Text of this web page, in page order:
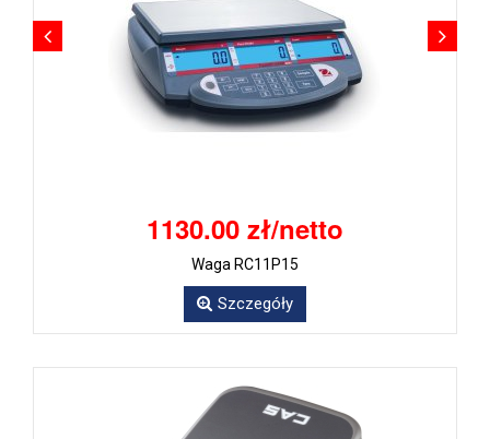
1130.00 zł/netto
Waga RC11P15
Szczegóły